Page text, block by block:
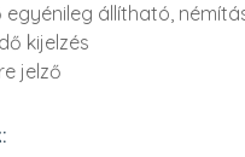
egyénileg állítható,
kijelzés
jelző